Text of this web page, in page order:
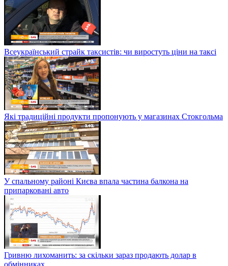
Всеукраїнський страйк таксистів: чи виростуть ціни на таксі
Які традиційні продукти пропонують у магазинах Стокгольма
У спальному районі Києва впала частина балкона на
припарковані авто
Гривню лихоманить: за скільки зараз продають долар в
обмінниках